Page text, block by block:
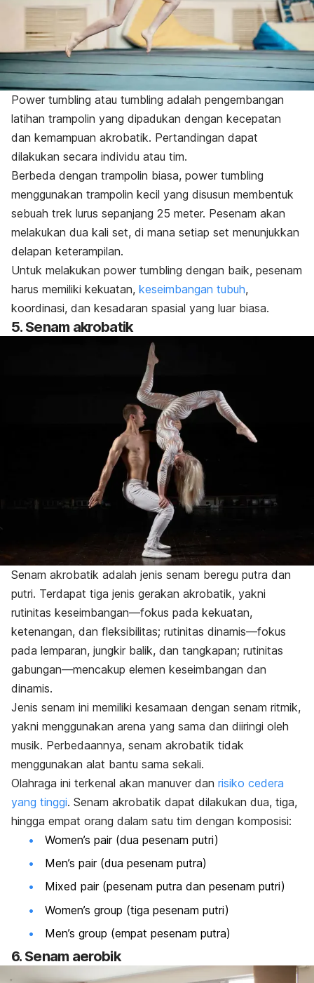
Power tumbling atau tumbling adalah pengembangan
latihan trampolin yang dipadukan dengan kecepatan
dan kemampuan akrobatik. Pertandingan dapat
dilakukan secara individu atau tim.
Berbeda dengan trampolin biasa, power tumbling
menggunakan trampolin kecil yang disusun membentuk
sebuah trek lurus sepanjang 25 meter. Pesenam akan
melakukan dua kali set, di mana setiap set menunjukkan
delapan keterampilan.
Untuk melakukan power tumbling dengan baik, pesenam
harus memiliki kekuatan, keseimbangan tubuh,
koordinasi, dan kesadaran spasial yang luar biasa.
5. Senam akrobatik
Senam akrobatik adalah jenis senam beregu putra dan
putri. Terdapat tiga jenis gerakan akrobatik, yakni
rutinitas keseimbangan—fokus pada kekuatan,
ketenangan, dan fleksibilitas; rutinitas dinamis—fokus
pada lemparan, jungkir balik, dan tangkapan; rutinitas
gabungan—mencakup elemen keseimbangan dan
dinamis.
Jenis senam ini memiliki kesamaan dengan senam ritmik,
yakni menggunakan arena yang sama dan diiringi oleh
musik. Perbedaannya, senam akrobatik tidak
menggunakan alat bantu sama sekali.
Olahraga ini terkenal akan manuver dan risiko cedera
yang tinggi. Senam akrobatik dapat dilakukan dua, tiga,
hingga empat orang dalam satu tim dengan komposisi:
Women’s pair(dua pesenam putri)
Men’s pair(dua pesenam putra)
Mixed pair(pesenam putra dan pesenam putri)
Women’s group (tiga pesenam putri)
Men’s group (empat pesenam putra)
6. Senam aerobik